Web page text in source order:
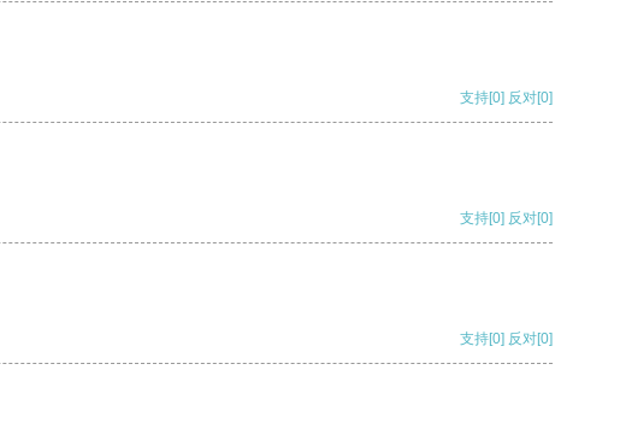
支持[0] 反对[0]
支持[0] 反对[0]
支持[0] 反对[0]